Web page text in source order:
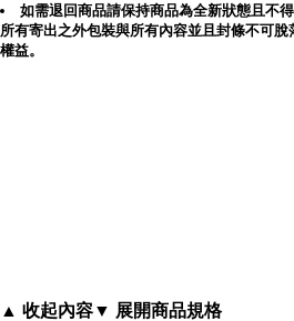
如需退回商品請保持商品為全新狀態且不
所有寄出之外包裝與所有內容並且封條不可
權益。
▲ 收起內容▼ 展開商品規格